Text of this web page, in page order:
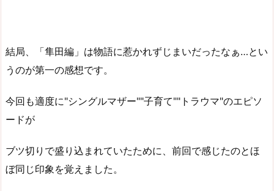
結局、「隼田編」は物語に惹かれずじまいだったなぁ…とい
うのが第一の感想です。
今回も適度に"シングルマザー""子育て""トラウマ"のエピソ
ードが
ブツ切りで盛り込まれていたために、前回で感じたのとほ
ぼ同じ印象を覚えました。